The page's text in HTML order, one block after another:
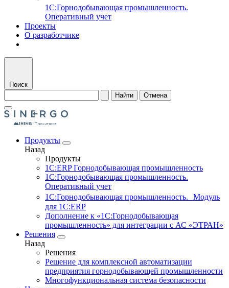
1С:Горнодобывающая промышленность.
Оперативный учет
Проекты
О разработчике
Поиск
Найти
Отмена
Продукты
Назад
Продукты
1С:ERP Горнодобывающая промышленность
1С:Горнодобывающая промышленность.
Оперативный учет
1С:Горнодобывающая промышленность. Модуль
для 1С:ERP
Дополнение к «1С:Горнодобывающая
промышленность» для интеграции с АС «ЭТРАН»
Решения
Назад
Решения
Решение для комплексной автоматизации
предприятия горнодобывающей промышленности
Многофункциональная система безопасности